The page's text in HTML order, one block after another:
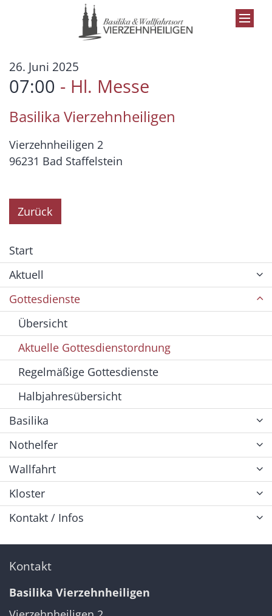
Zum Inhalt springen
26. Juni 2025
07:00 Hl. Messe
Basilika Vierzehnheiligen
Vierzehnheiligen 2
96231 Bad Staffelstein
Zurück
Start
Aktuell
Gottesdienste
Übersicht
Aktuelle Gottesdienstordnung
Regelmäßige Gottesdienste
Halbjahresübersicht
Basilika
Nothelfer
Wallfahrt
Kloster
Kontakt / Infos
Kontakt
Basilika Vierzehnheiligen